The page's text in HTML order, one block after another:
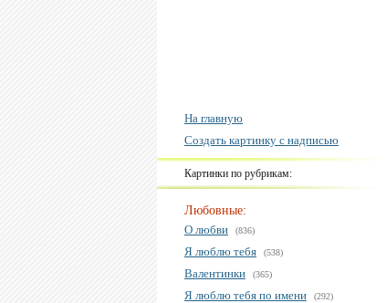
На главную
Создать картинку с надписью
Картинки по рубрикам:
Любовные:
О любви
(836)
Я люблю тебя (538)
Валентинки (365)
Я люблю тебя по имени (292)